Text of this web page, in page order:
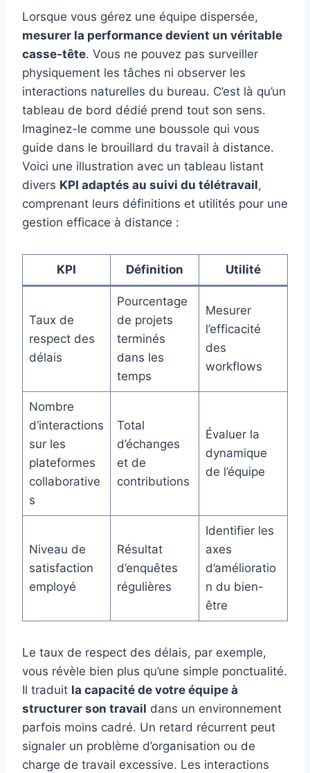
Lorsque vous gérez une équipe dispersée,
mesurer la performance devient un véritable
casse-tête. Vous ne pouvez pas surveiller
physiquement les tâches ni observer les
interactions naturelles du bureau. C’est là qu’un
tableau de bord dédié prend tout son sens.
Imaginez-le comme une boussole qui vous
guide dans le brouillard du travail à distance.
Voici une illustration avec un tableau listant
divers KPI adaptés au suivi du télétravail,
comprenant leurs définitions et utilités pour une
gestion efficace à distance :
KPI Définition Utilité
Taux de
respect des
délais
Pourcentage
de projets
terminés
dans les
temps
Mesurer
l’efficacité
des
workflows
Nombre
d’interactions
sur les
plateformes
collaborative
s
Total
d’échanges
et de
contributions
Évaluer la
dynamique
de l’équipe
Niveau de
satisfaction
employé
Résultat
d’enquêtes
régulières
Identifier les
axes
d’amélioratio
n du bien-
être
Le taux de respect des délais, par exemple,
vous révèle bien plus qu’une simple ponctualité.
Il traduit la capacité de votre équipe à
structurer son travail dans un environnement
parfois moins cadré. Un retard récurrent peut
signaler un problème d’organisation ou de
charge de travail excessive. Les interactions